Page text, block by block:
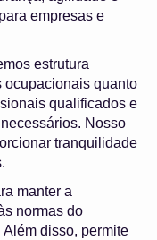
empresas e
estrutura
ocupacionais quanto
qualificados e
Nosso
tranquilidade
manter a
normas do
Além disso, permite